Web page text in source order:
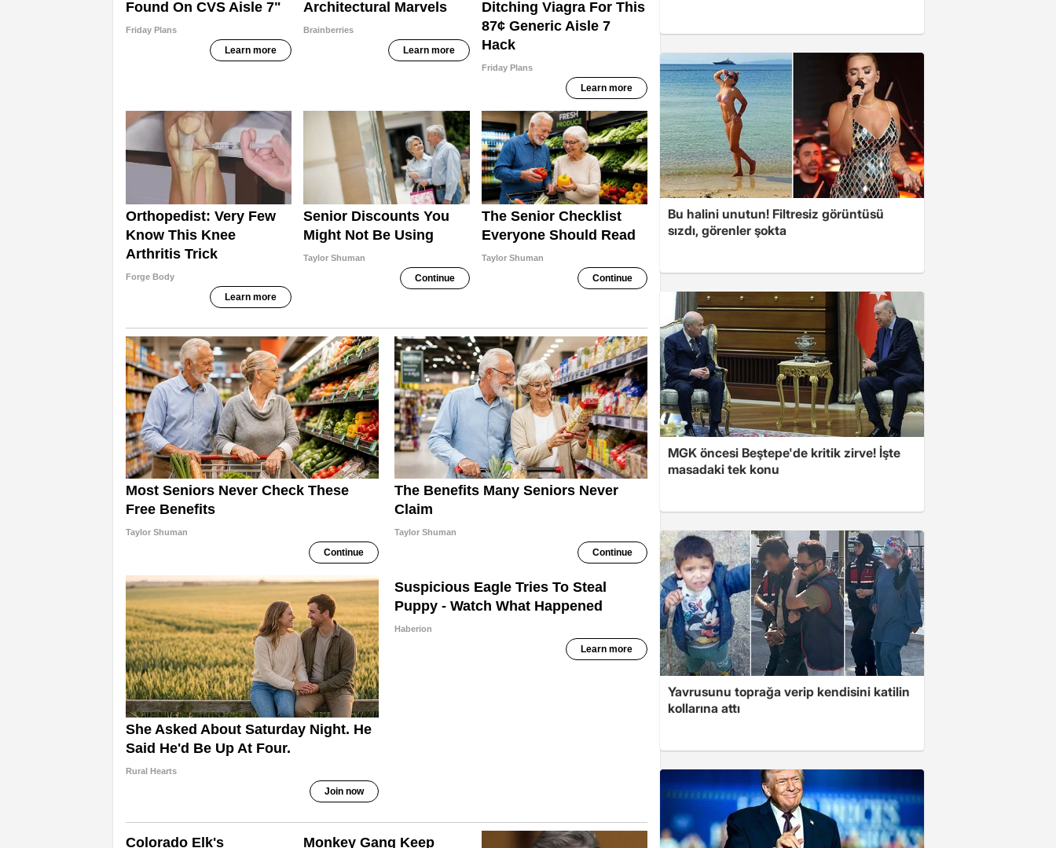
Bu halini unutun! Filtresiz görüntüsü
sızdı, görenler şokta
MGK öncesi Beştepe'de kritik zirve! İşte
masadaki tek konu
Yavrusunu toprağa verip kendisini katilin
kollarına attı